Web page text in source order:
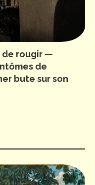
de rougir —
de
bute sur son